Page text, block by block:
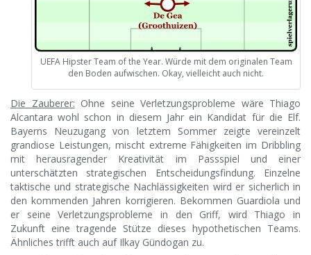
UEFA Hipster Team of the Year. Würde mit dem originalen Team
den Boden aufwischen. Okay, vielleicht auch nicht.
Die Zauberer: Ohne seine Verletzungsprobleme wäre Thiago
Alcantara wohl schon in diesem Jahr ein Kandidat für die Elf.
Bayerns Neuzugang von letztem Sommer zeigte vereinzelt
grandiose Leistungen, mischt extreme Fähigkeiten im Dribbling
mit herausragender Kreativität im Passspiel und einer
unterschätzten strategischen Entscheidungsfindung. Einzelne
taktische und strategische Nachlässigkeiten wird er sicherlich in
den kommenden Jahren korrigieren. Bekommen Guardiola und
er seine Verletzungsprobleme in den Griff, wird Thiago in
Zukunft eine tragende Stütze dieses hypothetischen Teams.
Ähnliches trifft auch auf Ilkay Gündogan zu.